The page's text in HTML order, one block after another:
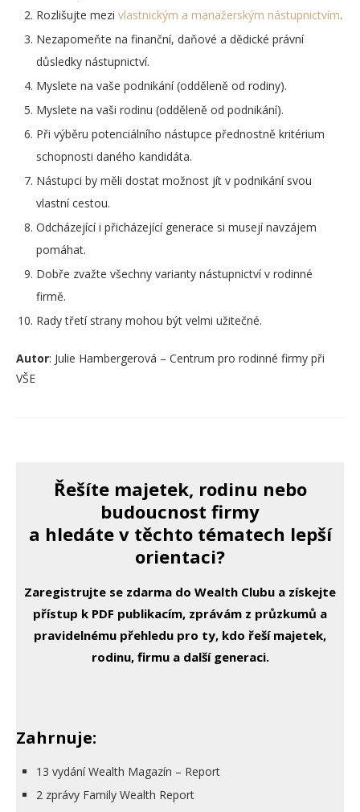
Rozlišujte mezi vlastnickým a manažerským nástupnictvím.
Nezapomeňte na finanční, daňové a dědické právní
důsledky nástupnictví.
Myslete na vaše podnikání (odděleně od rodiny).
Myslete na vaši rodinu (odděleně od podnikání).
Při výběru potenciálního nástupce přednostně kritérium
schopnosti daného kandidáta.
Nástupci by měli dostat možnost jít v podnikání svou
vlastní cestou.
Odcházející i přicházející generace si musejí navzájem
pomáhat.
Dobře zvažte všechny varianty nástupnictví v rodinné
firmě.
Rady třetí strany mohou být velmi užitečné.
Autor: Julie Hambergerová – Centrum pro rodinné firmy při
VŠE
Řešíte majetek, rodinu nebo
budoucnost firmy
a hledáte v těchto tématech lepší
orientaci?
Zaregistrujte se zdarma do Wealth Clubu a získejte
přístup k PDF publikacím, zprávám z průzkumů a
pravidelnému přehledu pro ty, kdo řeší majetek,
rodinu, firmu a další generaci.
Zahrnuje:
13 vydání Wealth Magazín – Report
2 zprávy Family Wealth Report